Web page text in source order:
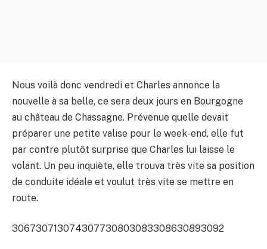
Nous voilà donc vendredi et Charles annonce la
nouvelle à sa belle, ce sera deux jours en Bourgogne
au château de Chassagne. Prévenue quelle devait
préparer une petite valise pour le week-end, elle fut
par contre plutôt surprise que Charles lui laisse le
volant. Un peu inquiète, elle trouva très vite sa position
de conduite idéale et voulut très vite se mettre en
route.
306730713074307730803083308630893092